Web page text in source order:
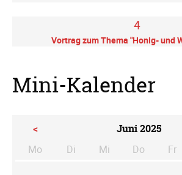
4
Vortrag zum Thema "Honig- und
Mini-Kalender
< Juni 2025
Mo
Di enstag
Mi ttwoch
Do nnerstag
Fr